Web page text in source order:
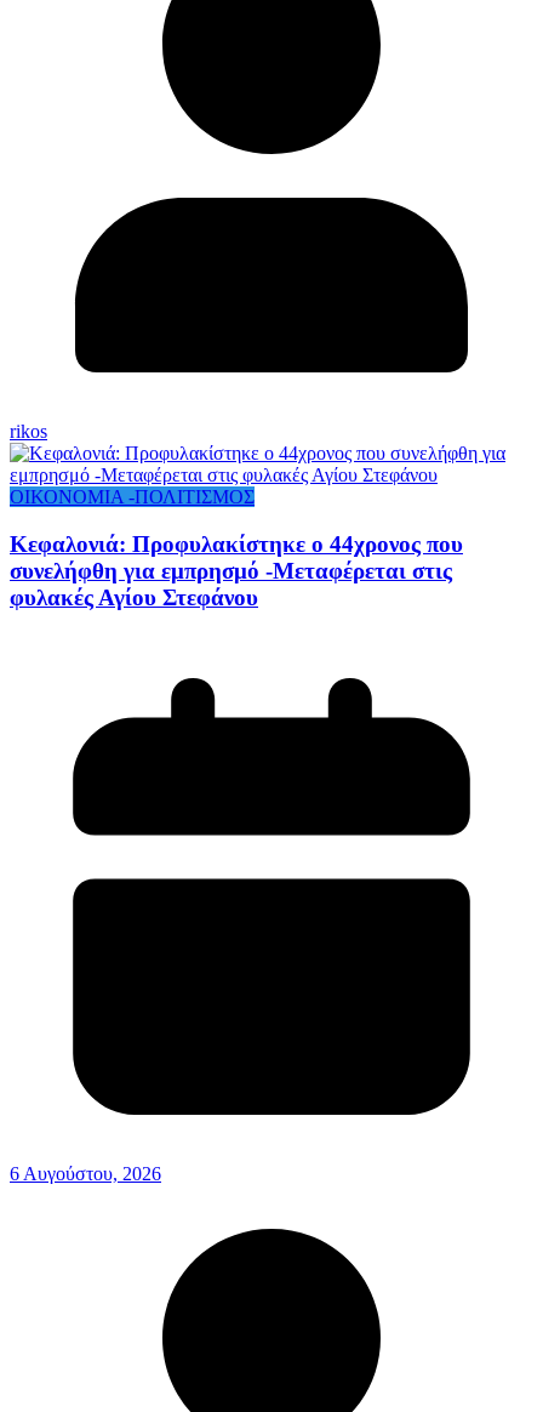
rikos
ΟΙΚΟΝΟΜΙΑ -ΠΟΛΙΤΙΣΜΟΣ
Κεφαλονιά: Προφυλακίστηκε ο 44χρονος που
συνελήφθη για εμπρησμό -Μεταφέρεται στις
φυλακές Αγίου Στεφάνου
6 Αυγούστου, 2026